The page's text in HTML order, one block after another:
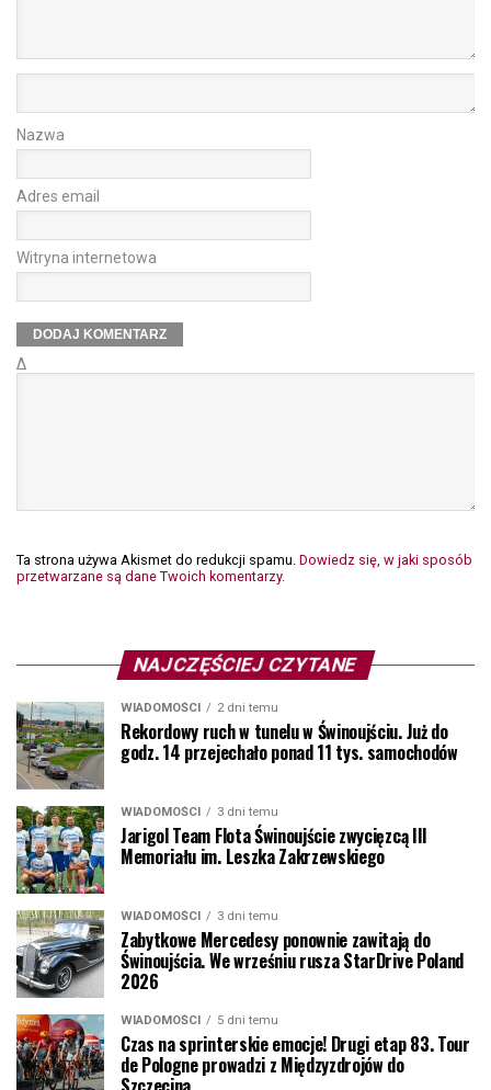
Nazwa
Adres email
Witryna internetowa
Δ
Ta strona używa Akismet do redukcji spamu. Dowiedz się, w jaki sposób
przetwarzane są dane Twoich komentarzy.
NAJCZĘŚCIEJ CZYTANE
WIADOMOŚCI 2 dni temu
Rekordowy ruch w tunelu w Świnoujściu. Już do
godz. 14 przejechało ponad 11 tys. samochodów
WIADOMOŚCI 3 dni temu
Jarigol Team Flota Świnoujście zwycięzcą III
Memoriału im. Leszka Zakrzewskiego
WIADOMOŚCI 3 dni temu
Zabytkowe Mercedesy ponownie zawitają do
Świnoujścia. We wrześniu rusza StarDrive Poland
2026
WIADOMOŚCI 5 dni temu
Czas na sprinterskie emocje! Drugi etap 83. Tour
de Pologne prowadzi z Międzyzdrojów do